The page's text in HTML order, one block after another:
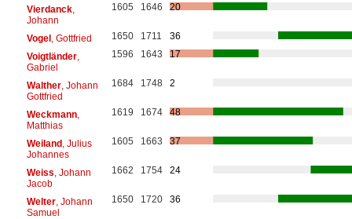
Vierdanck,
Johann
1605 1646 20
Vogel, Gottfried 1650 1711
36
Voigtländer,
Gabriel
1596 1643 17
Walther, Johann
Gottfried
1684 1748 2
Weckmann,
Matthias
1619 1674 48
Weiland, Julius
Johannes
1605 1663 37
Weiss , Johann
Jacob
1662 1754 24
Welter, Johann
Samuel
1650 1720 36